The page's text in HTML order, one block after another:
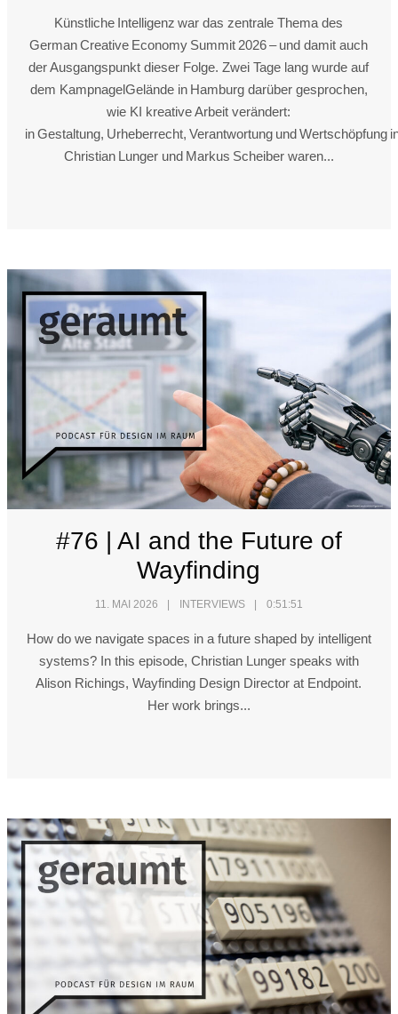
Künstliche Intelligenz war das zentrale Thema des
German Creative Economy Summit 2026 – und damit auch
der Ausgangspunkt dieser Folge. Zwei Tage lang wurde auf
dem KampnagelGelände in Hamburg darüber gesprochen,
wie KI kreative Arbeit verändert:
in Gestaltung, Urheberrecht, Verantwortung und Wertschöpfung
Christian Lunger und Markus Scheiber waren...
#76 | AI and the Future of
Wayfinding
11. MAI 2026 INTERVIEWS 0:51:51
How do we navigate spaces in a future shaped by intelligent
systems? In this episode, Christian Lunger speaks with
Alison Richings, Wayfinding Design Director at Endpoint.
Her work brings...